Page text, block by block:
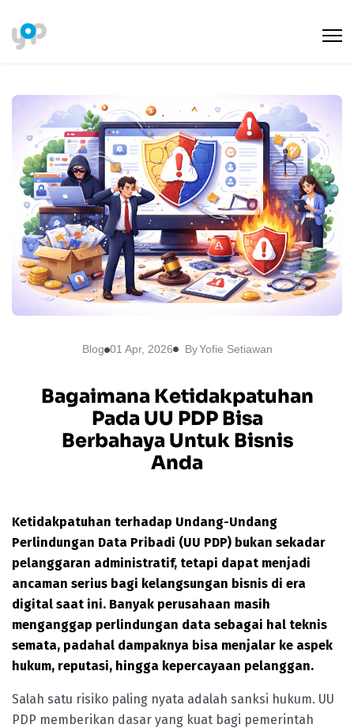
Blog 01 Apr, 2026 ByYofie Setiawan
Bagaimana Ketidakpatuhan
Pada UU PDP Bisa
Berbahaya Untuk Bisnis
Anda
Ketidakpatuhan terhadap Undang-Undang
Perlindungan Data Pribadi (UU PDP) bukan sekadar
pelanggaran administratif, tetapi dapat menjadi
ancaman serius bagi kelangsungan bisnis di era
digital saat ini. Banyak perusahaan masih
menganggap perlindungan data sebagai hal teknis
semata, padahal dampaknya bisa menjalar ke aspek
hukum, reputasi, hingga kepercayaan pelanggan.
Salah satu risiko paling nyata adalah sanksi hukum. UU
PDP memberikan dasar yang kuat bagi pemerintah